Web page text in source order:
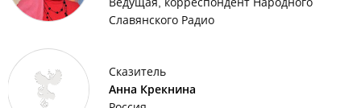
Славянского Радио
Сказитель
Анна Крекнина